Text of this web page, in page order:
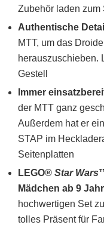
Zubehör laden zum
Authentische
MTT, um das
herauszuschieben.
Gestell
Immer
der MTT ganz
Außerdem hat er
STAP im
Seitenplatten
LEGO® Star Wars
Mädchen ab 9
hochwertigen Set
tolles Präsent für